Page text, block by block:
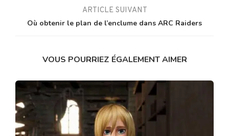
ARTICLE SUIVANT
Où obtenir le plan de l’enclume dans ARC Raiders
VOUS POURRIEZ ÉGALEMENT AIMER